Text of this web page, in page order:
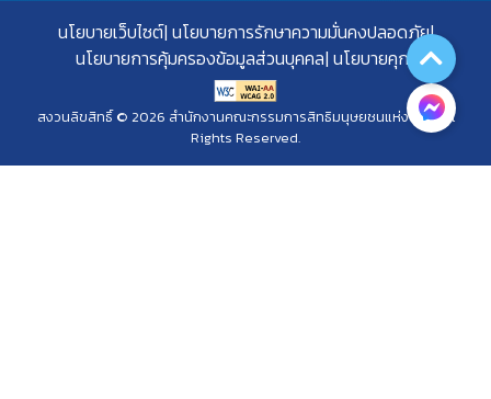
นโยบายเว็บไซต์ นโยบายการรักษาความมั่นคงปลอดภัย
นโยบายการคุ้มครองข้อมูลส่วนบุคคล นโยบายคุกกี้
สงวนลิขสิทธิ์ © 2026 สำนักงานคณะกรรมการสิทธิมนุษยชนแห่งชาติ. All
Rights Reserved.